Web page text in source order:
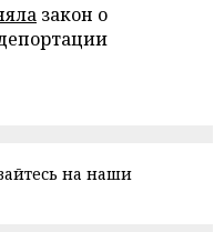
закон о
на наши